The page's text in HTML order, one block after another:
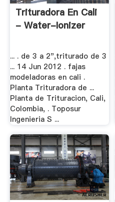
Trituradora En Cali
- Water-Ionizer
... . de 3 a 2",triturado de 3
... 14 Jun 2012 . fajas
modeladoras en cali .
Planta Trituradora de ...
Planta de Trituracion, Cali,
Colombia, . Toposur
Ingenieria S ...